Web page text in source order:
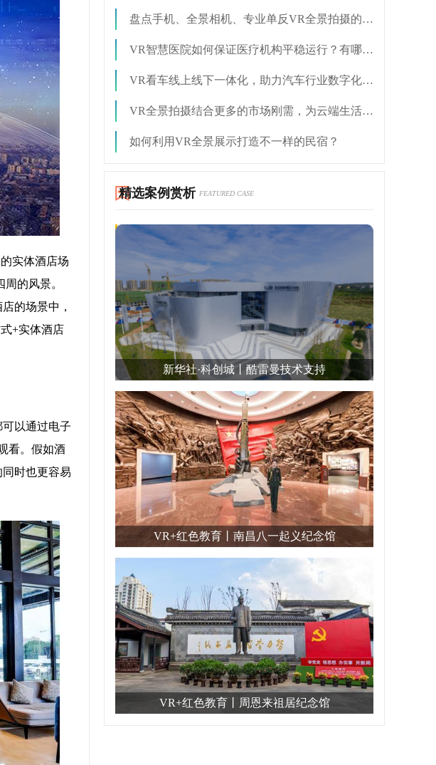
实体酒店场
的风景。
的场景中，
+实体酒店
以通过电子
看。假如酒
时也更容易
盘点手机、全景相机、专业单反VR全景拍摄的优缺点
VR智慧医院如何保证医疗机构平稳运行？有哪些优势？
VR看车线上线下一体化，助力汽车行业数字化转型
VR全景拍摄结合更多的市场刚需，为云端生活赋能
如何利用VR全景展示打造不一样的民宿？
精选案例赏析 FEATURED CASE
新华社·科创城丨酷雷曼技术支持
VR+红色教育丨南昌八一起义纪念馆
VR+红色教育丨周恩来祖居纪念馆